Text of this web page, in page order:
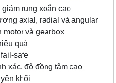
rung xoắn cao
axial, radial và angular
motor và gearbox
quả
safe
xác, độ đồng tâm cao
khối